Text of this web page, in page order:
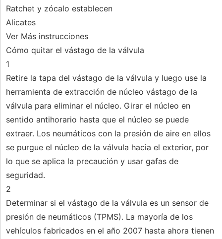
Ratchet y zócalo establecen
Alicates
Ver Más instrucciones
Cómo quitar el vástago de la válvula
1
Retire la tapa del vástago de la válvula y luego use la
herramienta de extracción de núcleo vástago de la
válvula para eliminar el núcleo. Girar el núcleo en
sentido antihorario hasta que el núcleo se puede
extraer. Los neumáticos con la presión de aire en ellos
se purgue el núcleo de la válvula hacia el exterior, por
lo que se aplica la precaución y usar gafas de
seguridad.
2
Determinar si el vástago de la válvula es un sensor de
presión de neumáticos (TPMS). La mayoría de los
vehículos fabricados en el año 2007 hasta ahora tienen